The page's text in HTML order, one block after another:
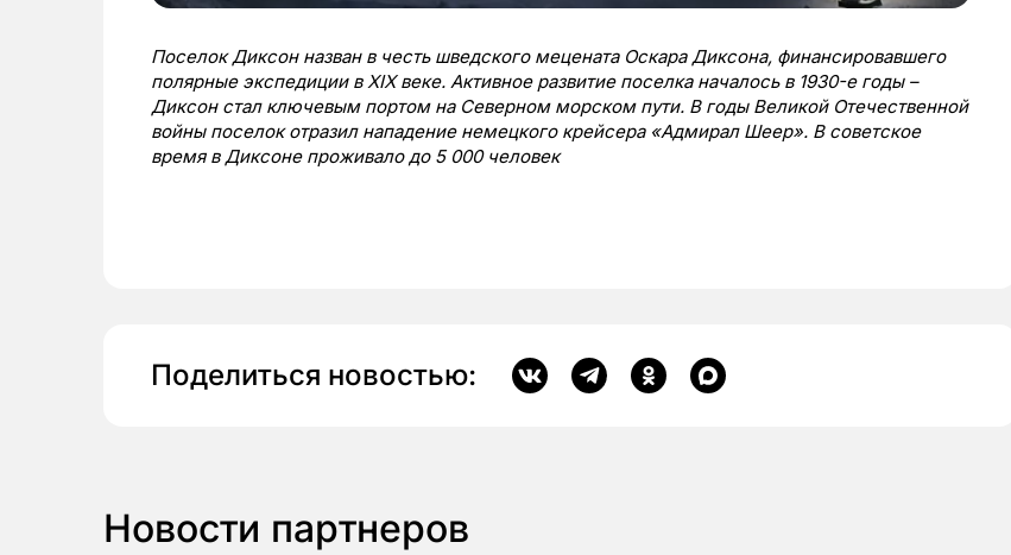
Поселок Диксон назван в честь шведского мецената Оскара Диксона, финансировавшего
полярные экспедиции в XIX веке. Активное развитие поселка началось в 1930-е годы –
Диксон стал ключевым портом на Северном морском пути. В годы Великой Отечественной
войны поселок отразил нападение немецкого крейсера «Адмирал Шеер». В советское
время в Диксоне проживало до 5 000 человек
Поделиться новостью:
Новости партнеров